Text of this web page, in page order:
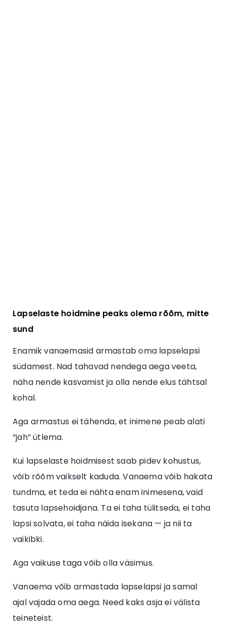
Lapselaste hoidmine peaks olema rõõm, mitte
sund
Enamik vanaemasid armastab oma lapselapsi
südamest. Nad tahavad nendega aega veeta,
näha nende kasvamist ja olla nende elus tähtsal
kohal.
Aga armastus ei tähenda, et inimene peab alati
“jah” ütlema.
Kui lapselaste hoidmisest saab pidev kohustus,
võib rõõm vaikselt kaduda. Vanaema võib hakata
tundma, et teda ei nähta enam inimesena, vaid
tasuta lapsehoidjana. Ta ei taha tülitseda, ei taha
lapsi solvata, ei taha näida isekana — ja nii ta
vaikibki.
Aga vaikuse taga võib olla väsimus.
Vanaema võib armastada lapselapsi ja samal
ajal vajada oma aega. Need kaks asja ei välista
teineteist.